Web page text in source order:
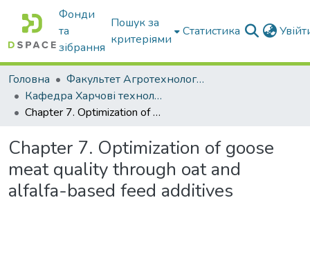
Фонди
та
зібрання
Пошук за
критеріями
Статистика
Головна
Факультет Агротехнологій та екології
Кафедра Харчові технологіі та готельно-ресторанна справа
Chapter 7. Optimization of goose meat quality through oat and alfalfa-based feed additives
Chapter 7. Optimization of goose
meat quality through oat and
alfalfa-based feed additives